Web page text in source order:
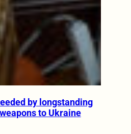
by longstanding
to Ukraine